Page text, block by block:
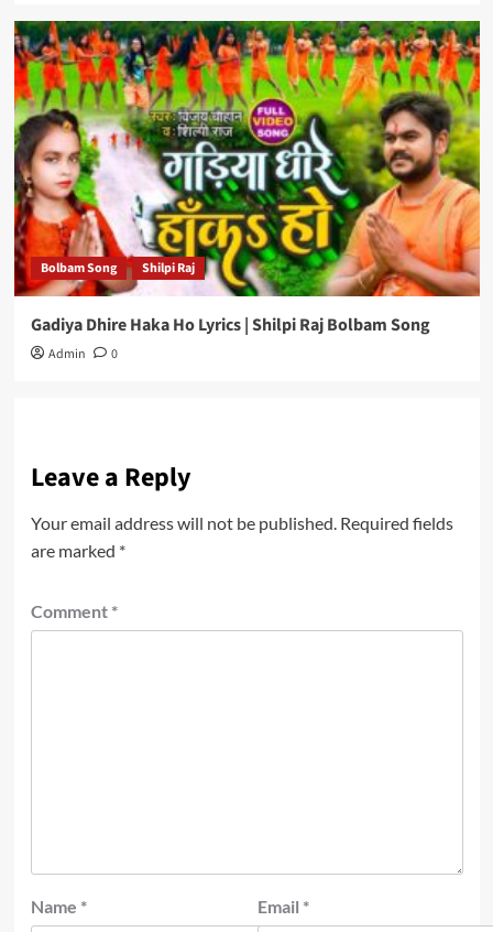
Bolbam Song Shilpi Raj
Gadiya Dhire Haka Ho Lyrics | Shilpi Raj Bolbam Song
Admin 0
Leave a Reply
Your email address will not be published. Required fields
are marked *
Comment *
Name * Email *